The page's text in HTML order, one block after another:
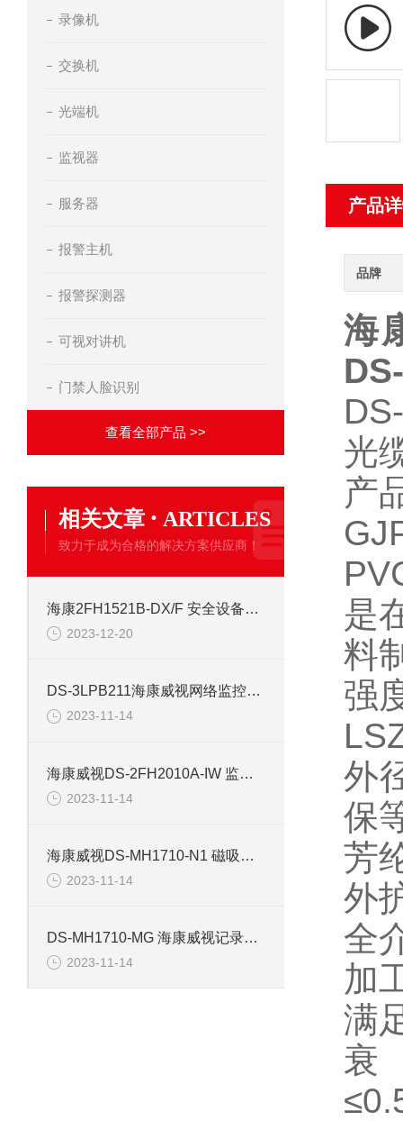
录像机
交换机
光端机
监视器
服务器
报警主机
报警探测器
可视对讲机
门禁人脸识别
查看全部产品 >>
相关文章 · ARTICLES
致力于成为合格的解决方案供应商！
海康2FH1521B-DX/F 安全设备配件安防
2023-12-20
DS-3LPB211海康威视网络监控安防配件
2023-11-14
海康威视DS-2FH2010A-IW 监控摄像机配件
2023-11-14
海康威视DS-MH1710-N1 磁吸背夹记录仪配件
2023-11-14
DS-MH1710-MG 海康威视记录仪磁吸背夹配件
2023-11-14
产品
品牌
海
光
产
是
料
强
外
保
芳
外
全
加
满